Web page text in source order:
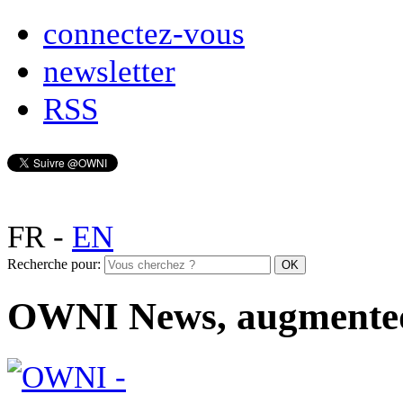
connectez-vous
newsletter
RSS
FR- EN
Recherche pour:
OWNI News,